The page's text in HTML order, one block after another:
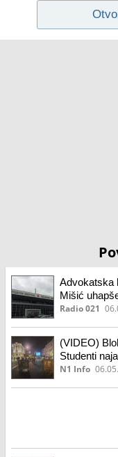
Advokatska
Mišić
Radio 021
(VIDEO)
Studenti
oslobođen
N1 Info